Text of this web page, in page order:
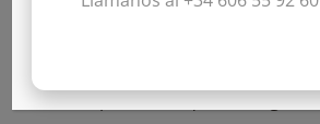
comprobará que:
Se cumplen los requisitos legales